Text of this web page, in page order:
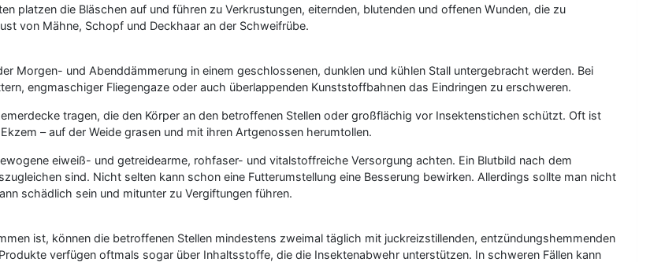
platzen die Bläschen auf und führen zu Verkrustungen, eiternden, blutenden und offenen Wunden, die zu
von Mähne, Schopf und Deckhaar an der Schweifrübe.
Morgen- und Abenddämmerung in einem geschlossenen, dunklen und kühlen Stall untergebracht werden. Bei
engmaschiger Fliegengaze oder auch überlappenden Kunststoffbahnen das Eindringen zu erschweren.
tragen, die den Körper an den betroffenen Stellen oder großflächig vor Insektenstichen schützt. Oft ist
– auf der Weide grasen und mit ihren Artgenossen herumtollen.
eiweiß- und getreidearme, rohfaser- und vitalstoffreiche Versorgung achten. Ein Blutbild nach dem
sind. Nicht selten kann schon eine Futterumstellung eine Besserung bewirken. Allerdings sollte man nicht
schädlich sein und mitunter zu Vergiftungen führen.
ist, können die betroffenen Stellen mindestens zweimal täglich mit juckreizstillenden, entzündungshemmenden
verfügen oftmals sogar über Inhaltsstoffe, die die Insektenabwehr unterstützen. In schweren Fällen kann